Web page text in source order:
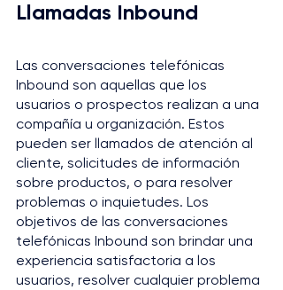
Llamadas Inbound
Las conversaciones telefónicas
Inbound son aquellas que los
usuarios o prospectos realizan a una
compañía u organización. Estos
pueden ser llamados de atención al
cliente, solicitudes de información
sobre productos, o para resolver
problemas o inquietudes. Los
objetivos de las conversaciones
telefónicas Inbound son brindar una
experiencia satisfactoria a los
usuarios, resolver cualquier problema